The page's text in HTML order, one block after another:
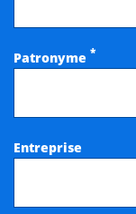
Patronyme *
Entreprise